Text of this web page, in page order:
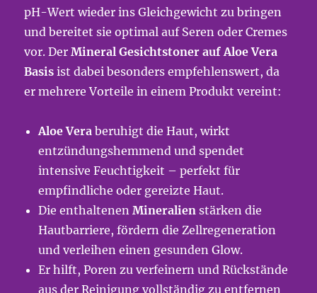
pH-Wert wieder ins Gleichgewicht zu bringen
und bereitet sie optimal auf Seren oder Cremes
vor. DerMineral Gesichtstoner auf Aloe Vera
Basis ist dabei besonders empfehlenswert, da
er mehrere Vorteile in einem Produkt vereint:
Aloe Vera beruhigt die Haut, wirkt
entzündungshemmend und spendet
intensive Feuchtigkeit – perfekt für
empfindliche oder gereizte Haut.
Die enthaltenenMineralien stärken die
Hautbarriere, fördern die Zellregeneration
und verleihen einen gesunden Glow.
Er hilft, Poren zu verfeinern und Rückstände
aus der Reinigung vollständig zu entfernen